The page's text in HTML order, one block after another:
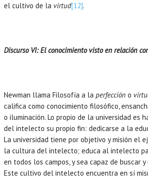
el cultivo de la virtud[12].
Discurso VI: El conocimiento visto en relación
Newman llama Filosofía a la perfección o
califica como conocimiento filosófico,
o iluminación. Lo propio de la universidad es
del intelecto su propio fin: dedicarse a la
La universidad tiene por objetivo y misión el
la cultura del intelecto; educa al intelecto
en todos los campos, y sea capaz de buscar
Este cultivo del intelecto encuentra en sí